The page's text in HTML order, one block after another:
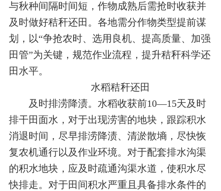
与秋种间隔时间短，作物成熟后需抢时收获并
及时做好秸秆还田。各地需分作物类型提前谋
划，以“争抢农时、选用良机、提高质量、加强
田管”为关键，规范作业流程，提升秸秆科学还
田水平。
水稻秸秆还田
及时排涝降渍。水稻收获前10—15天及时
排干田面水，对于出现涝害的地块，跟踪积水
消退时间，尽早排涝降渍、清淤散墒，尽快恢
复农机通行以及作业环境。对于配套排水沟渠
的积水地块，应及时疏通沟渠水道，使积水尽
快排走。对于田间积水严重且具备排水条件的